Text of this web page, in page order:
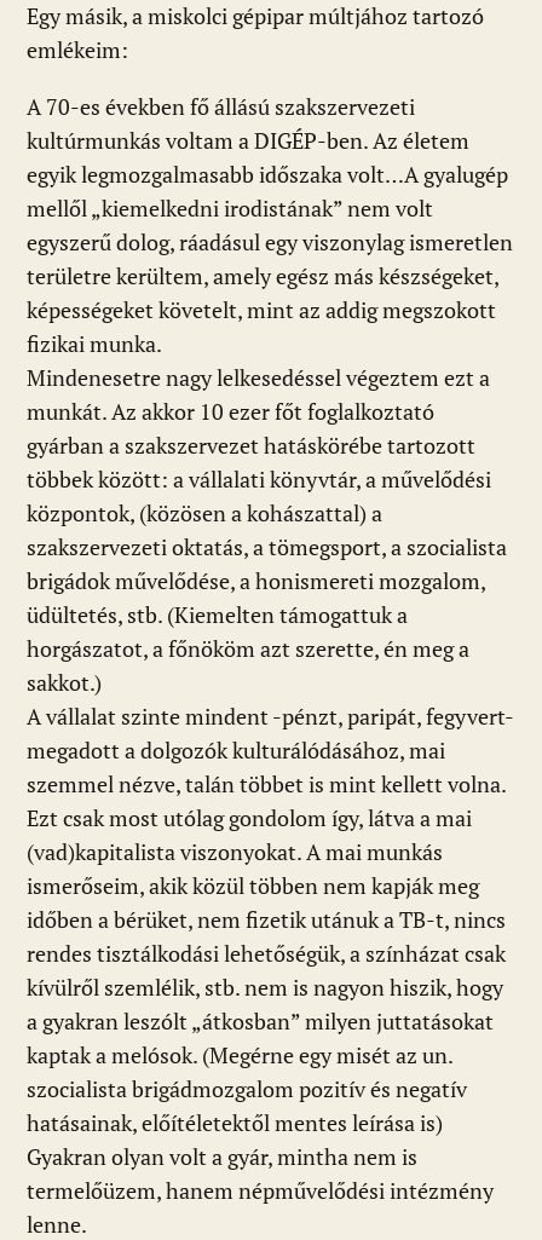
Egy másik, a miskolci gépipar múltjához tartozó
emlékeim:
A 70-es években fő állású szakszervezeti
kultúrmunkás voltam a DIGÉP-ben. Az életem
egyik legmozgalmasabb időszaka volt…A gyalugép
mellől „kiemelkedni irodistának” nem volt
egyszerű dolog, ráadásul egy viszonylag ismeretlen
területre kerültem, amely egész más készségeket,
képességeket követelt, mint az addig megszokott
fizikai munka.
Mindenesetre nagy lelkesedéssel végeztem ezt a
munkát. Az akkor 10 ezer főt foglalkoztató
gyárban a szakszervezet hatáskörébe tartozott
többek között: a vállalati könyvtár, a művelődési
központok, (közösen a kohászattal) a
szakszervezeti oktatás, a tömegsport, a szocialista
brigádok művelődése, a honismereti mozgalom,
üdültetés, stb. (Kiemelten támogattuk a
horgászatot, a főnököm azt szerette, én meg a
sakkot.)
A vállalat szinte mindent -pénzt, paripát, fegyvert-
megadott a dolgozók kulturálódásához, mai
szemmel nézve, talán többet is mint kellett volna.
Ezt csak most utólag gondolom így, látva a mai
(vad)kapitalista viszonyokat. A mai munkás
ismerőseim, akik közül többen nem kapják meg
időben a bérüket, nem fizetik utánuk a TB-t, nincs
rendes tisztálkodási lehetőségük, a színházat csak
kívülről szemlélik, stb. nem is nagyon hiszik, hogy
a gyakran leszólt „átkosban” milyen juttatásokat
kaptak a melósok. (Megérne egy misét az un.
szocialista brigádmozgalom pozitív és negatív
hatásainak, előítéletektől mentes leírása is)
Gyakran olyan volt a gyár, mintha nem is
termelőüzem, hanem népművelődési intézmény
lenne.